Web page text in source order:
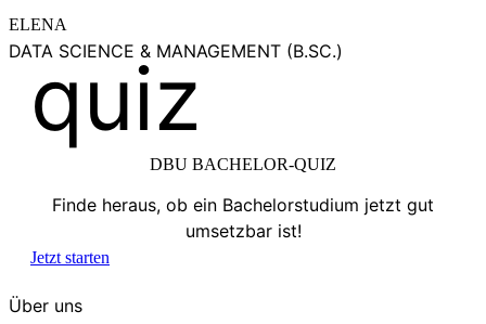
ELENA
DATA SCIENCE & MANAGEMENT (B.SC.)
quiz
DBU BACHELOR-QUIZ
Finde heraus, ob ein Bachelorstudium jetzt gut
umsetzbar ist!
Jetzt starten
Über uns